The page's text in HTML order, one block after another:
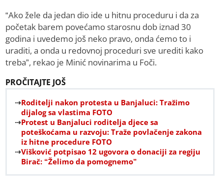
“Ako žele da jedan dio ide u hitnu proceduru i da za
početak barem povećamo starosnu dob iznad 30
godina i uvedemo još neko pravo, onda ćemo to i
uraditi, a onda u redovnoj proceduri sve urediti kako
treba”, rekao je Minić novinarima u Foči.
PROČITAJTE JOŠ
Roditelji nakon protesta u Banjaluci: Tražimo
dijalog sa vlastima FOTO
Protest u Banjaluci roditelja djece sa
poteškoćama u razvoju: Traže povlačenje zakona
iz hitne procedure FOTO
Višković potpisao 12 ugovora o donaciji za regiju
Birač: “Želimo da pomognemo”